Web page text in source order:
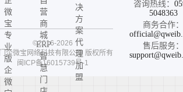
微
宝
专
业
版
企
微
营
商
城
ERP
智
慧
门
决
方
案
代
理
加
盟
咨询热线：
5048363
商务合作：
售后服务：
©2016-2026
企微宝网络科技有限公司 版权所有
闽ICP备16015739号-1